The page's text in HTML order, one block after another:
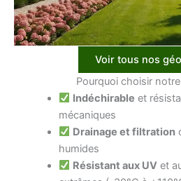
Voir tous nos
Pourquoi choisir
Indéchirable et
mécaniques
Drainage et filtration
humides
Résistant aux UV et